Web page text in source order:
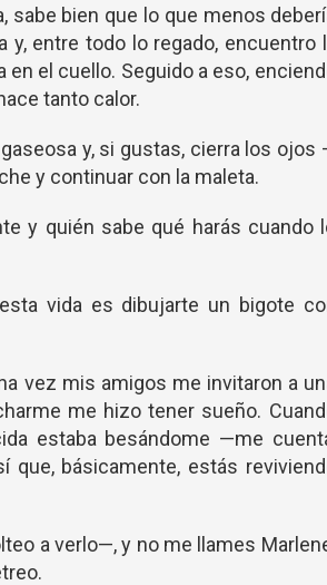
sabe bien que lo que menos
y, entre todo lo regado, encuentro
en el cuello. Seguido a eso,
tanto calor.
y, si gustas, cierra los ojos
y continuar con la maleta.
y quién sabe qué harás cuando
vida es dibujarte un bigote
vez mis amigos me invitaron a
me hizo tener sueño.
estaba besándome —me
básicamente, estás
a verlo—, y no me llames